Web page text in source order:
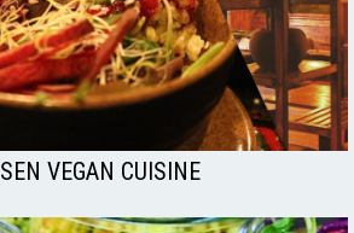
SEN VEGAN CUISINE